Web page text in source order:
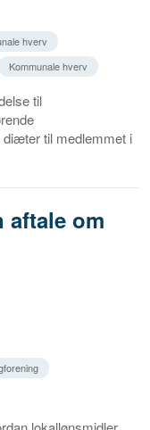
hverv
Kommunale hverv
til
til medlemmet i
aftale om